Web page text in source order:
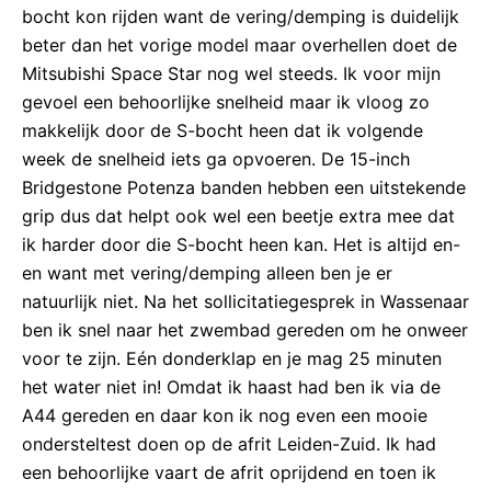
bocht kon rijden want de vering/demping is duidelijk
beter dan het vorige model maar overhellen doet de
Mitsubishi Space Star nog wel steeds. Ik voor mijn
gevoel een behoorlijke snelheid maar ik vloog zo
makkelijk door de S-bocht heen dat ik volgende
week de snelheid iets ga opvoeren. De 15-inch
Bridgestone Potenza banden hebben een uitstekende
grip dus dat helpt ook wel een beetje extra mee dat
ik harder door die S-bocht heen kan. Het is altijd en-
en want met vering/demping alleen ben je er
natuurlijk niet. Na het sollicitatiegesprek in Wassenaar
ben ik snel naar het zwembad gereden om he onweer
voor te zijn. Eén donderklap en je mag 25 minuten
het water niet in! Omdat ik haast had ben ik via de
A44 gereden en daar kon ik nog even een mooie
ondersteltest doen op de afrit Leiden-Zuid. Ik had
een behoorlijke vaart de afrit oprijdend en toen ik